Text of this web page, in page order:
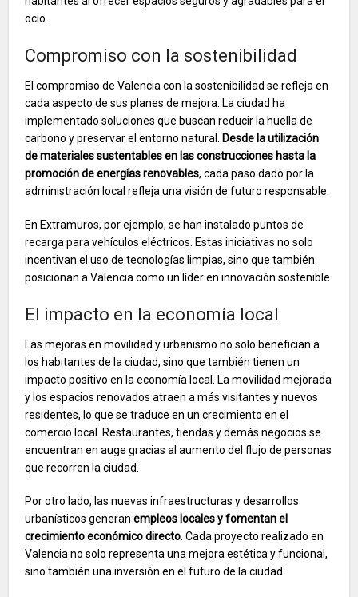
ocio.
Compromiso con la sostenibilidad
El compromiso de Valencia con la sostenibilidad se refleja en
cada aspecto de sus planes de mejora. La ciudad ha
implementado soluciones que buscan reducir la huella de
carbono y preservar el entorno natural. Desde la utilización
de materiales sustentables en las construcciones hasta la
promoción de energías renovables, cada paso dado por la
administración local refleja una visión de futuro responsable.
En Extramuros, por ejemplo, se han instalado puntos de
recarga para vehículos eléctricos. Estas iniciativas no solo
incentivan el uso de tecnologías limpias, sino que también
posicionan a Valencia como un líder en innovación sostenible.
El impacto en la economía local
Las mejoras en movilidad y urbanismo no solo benefician a
los habitantes de la ciudad, sino que también tienen un
impacto positivo en la economía local. La movilidad mejorada
y los espacios renovados atraen a más visitantes y nuevos
residentes, lo que se traduce en un crecimiento en el
comercio local. Restaurantes, tiendas y demás negocios se
encuentran en auge gracias al aumento del flujo de personas
que recorren la ciudad.
Por otro lado, las nuevas infraestructuras y desarrollos
urbanísticos generanempleos locales y fomentan el
crecimiento económico directo. Cada proyecto realizado en
Valencia no solo representa una mejora estética y funcional,
sino también una inversión en el futuro de la ciudad.